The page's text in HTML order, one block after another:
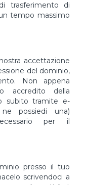
trasferimento di
tempo massimo
accettazione
del dominio,
Non appena
accredito della
subito tramite e-
possiedi una)
per il
presso il tuo
scrivendoci a